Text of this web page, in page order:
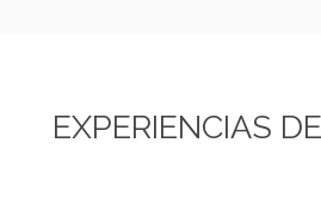
EXPERIENCIAS